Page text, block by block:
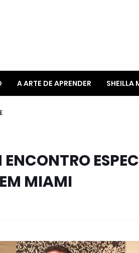
A ARTE DE APRENDER SHEILLA
MIAMI